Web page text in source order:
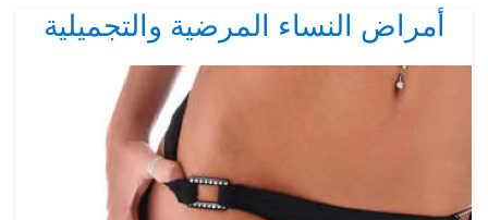
أمراض النساء المرضية والتجميلية